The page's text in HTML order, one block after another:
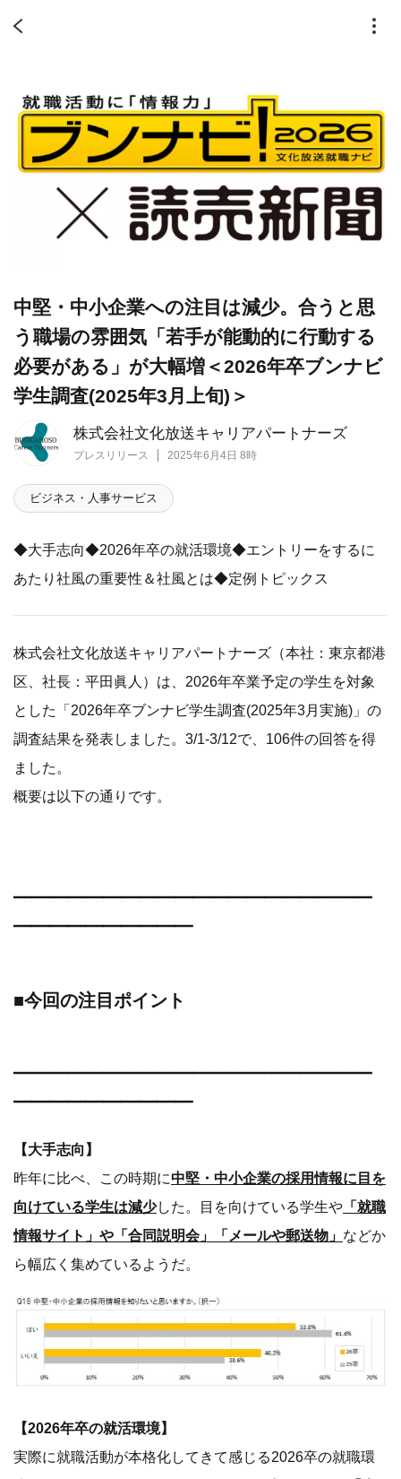
株式会社文化放送キャリアパートナーズ
プレスリリース 2025年6月4日 8時
中堅・中小企業への注目は減少。合うと思
う職場の雰囲気「若手が能動的に行動する
必要がある」が大幅増＜2026年卒ブンナビ
学生調査(2025年3月上旬)＞
ビジネス・人事サービス
◆大手志向◆2026年卒の就活環境◆エントリーをするに
あたり社風の重要性＆社風とは◆定例トピックス
株式会社文化放送キャリアパートナーズ（本社：東京都港
区、社長：平田眞人）は、2026年卒業予定の学生を対象
とした「2026年卒ブンナビ学生調査(2025年3月実施)」の
調査結果を発表しました。3/1-3/12で、106件の回答を得
ました。
概要は以下の通りです。
━━━━━━━━━━━━━━━━━━━━
━━━━━━━━━━
■今回の注目ポイント
━━━━━━━━━━━━━━━━━━━━
━━━━━━━━━━
【大手志向】
昨年に比べ、この時期に中堅・中小企業の採用情報に目を
向けている学生は減少した。目を向けている学生や 「就職
情報サイト」や「合同説明会」「メールや郵送物」 などか
ら幅広く集めているようだ。
【2026年卒の就活環境】
実際に就職活動が本格化してきて感じる2026卒の就職環